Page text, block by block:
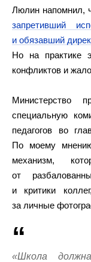
Люлин напомнил,
запретивший
и обязавший
Но на практике
конфликтов и
Министерство
специальную
педагогов во
По моему
механизм,
от
и критики
за личные
«Школа